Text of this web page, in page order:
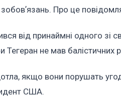
Про це
від принаймні одного зі
Тегеран не мав балістичних
якщо вони порушать
США.